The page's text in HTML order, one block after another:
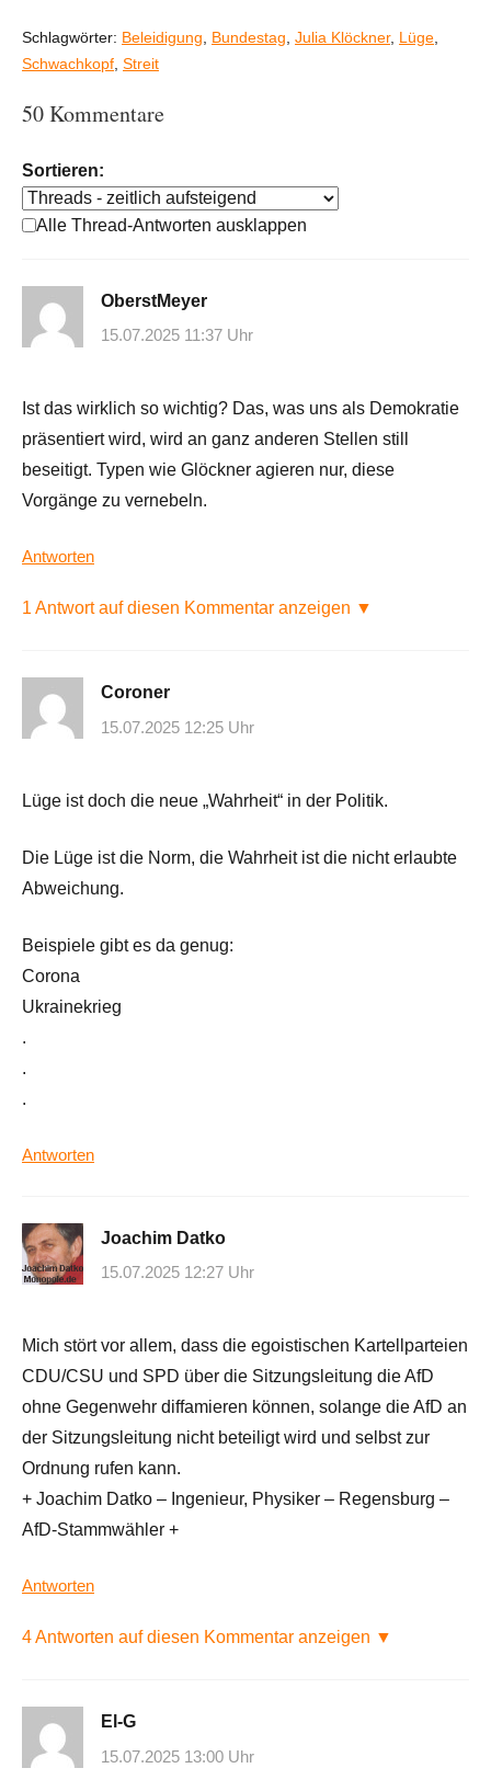
Schlagwörter: Beleidigung Bundestag Julia Klöckner, Lüge
Schwachkopf Streit
50 Kommentare
Sortieren:
Alle Thread-Antworten ausklappen
OberstMeyer
15.07.2025 11:37 Uhr
Ist das wirklich so wichtig? Das, was uns als Demokratie
präsentiert wird, wird an ganz anderen Stellen still
beseitigt. Typen wie Glöckner agieren nur, diese
Vorgänge zu vernebeln.
Antworten
1 Antwort auf diesen Kommentar anzeigen ▼
Coroner
15.07.2025 12:25 Uhr
Lüge ist doch die neue „Wahrheit“ in der Politik.
Die Lüge ist die Norm, die Wahrheit ist die nicht erlaubte
Abweichung.
Beispiele gibt es da genug:
Corona
Ukrainekrieg
.
.
.
Antworten
Joachim Datko
15.07.2025 12:27 Uhr
Mich stört vor allem, dass die egoistischen Kartellparteien
CDU/CSU und SPD über die Sitzungsleitung die AfD
ohne Gegenwehr diffamieren können, solange die AfD an
der Sitzungsleitung nicht beteiligt wird und selbst zur
Ordnung rufen kann.
+ Joachim Datko – Ingenieur, Physiker – Regensburg –
AfD-Stammwähler +
Antworten
4 Antworten auf diesen Kommentar anzeigen ▼
El-G
15.07.2025 13:00 Uhr